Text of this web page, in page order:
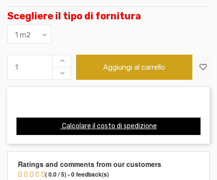
Scegliere il tipo di fornitura
Aggiungi al carrello
Calcolare il costo di spedizione
Ratings and comments from our customers
( 0.0 / 5) - 0 feedback(s)